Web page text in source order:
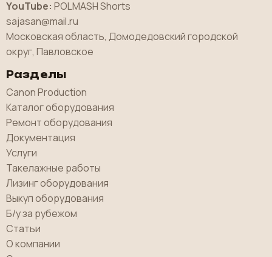
YouTube: POLMASH Shorts
sajasan@mail.ru
Московская область, Домодедовский городской
округ, Павловское
Разделы
Canon Production
Каталог оборудования
Ремонт оборудования
Документация
Услуги
Такелажные работы
Лизинг оборудования
Выкуп оборудования
Б/у за рубежом
Статьи
О компании